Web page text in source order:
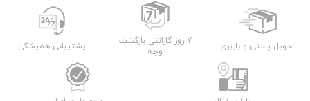
میلی
عدد
تحویل پستی و باربری
7 روز گارانتی بازگشت
وجه
پشتیبانی همیشگی